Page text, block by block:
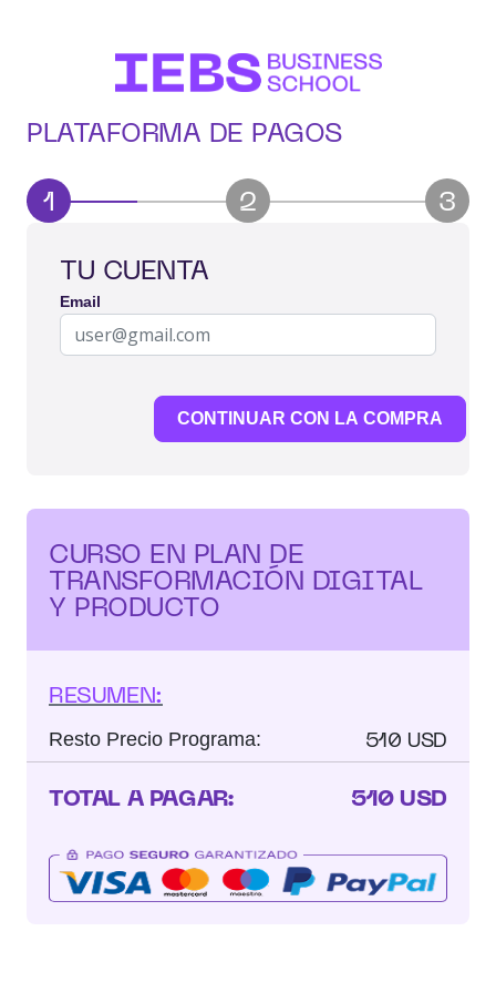
PLATAFORMA DE PAGOS
1 2 3
TU CUENTA
Email
CONTINUAR CON LA COMPRA
CURSO EN PLAN DE
TRANSFORMACIÓN DIGITAL
Y PRODUCTO
RESUMEN:
Resto Precio Programa: 510 USD
TOTAL A PAGAR: 510 USD